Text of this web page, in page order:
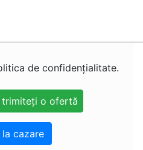
de confidențialitate.
cazare